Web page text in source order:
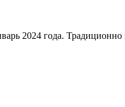
2024 года.